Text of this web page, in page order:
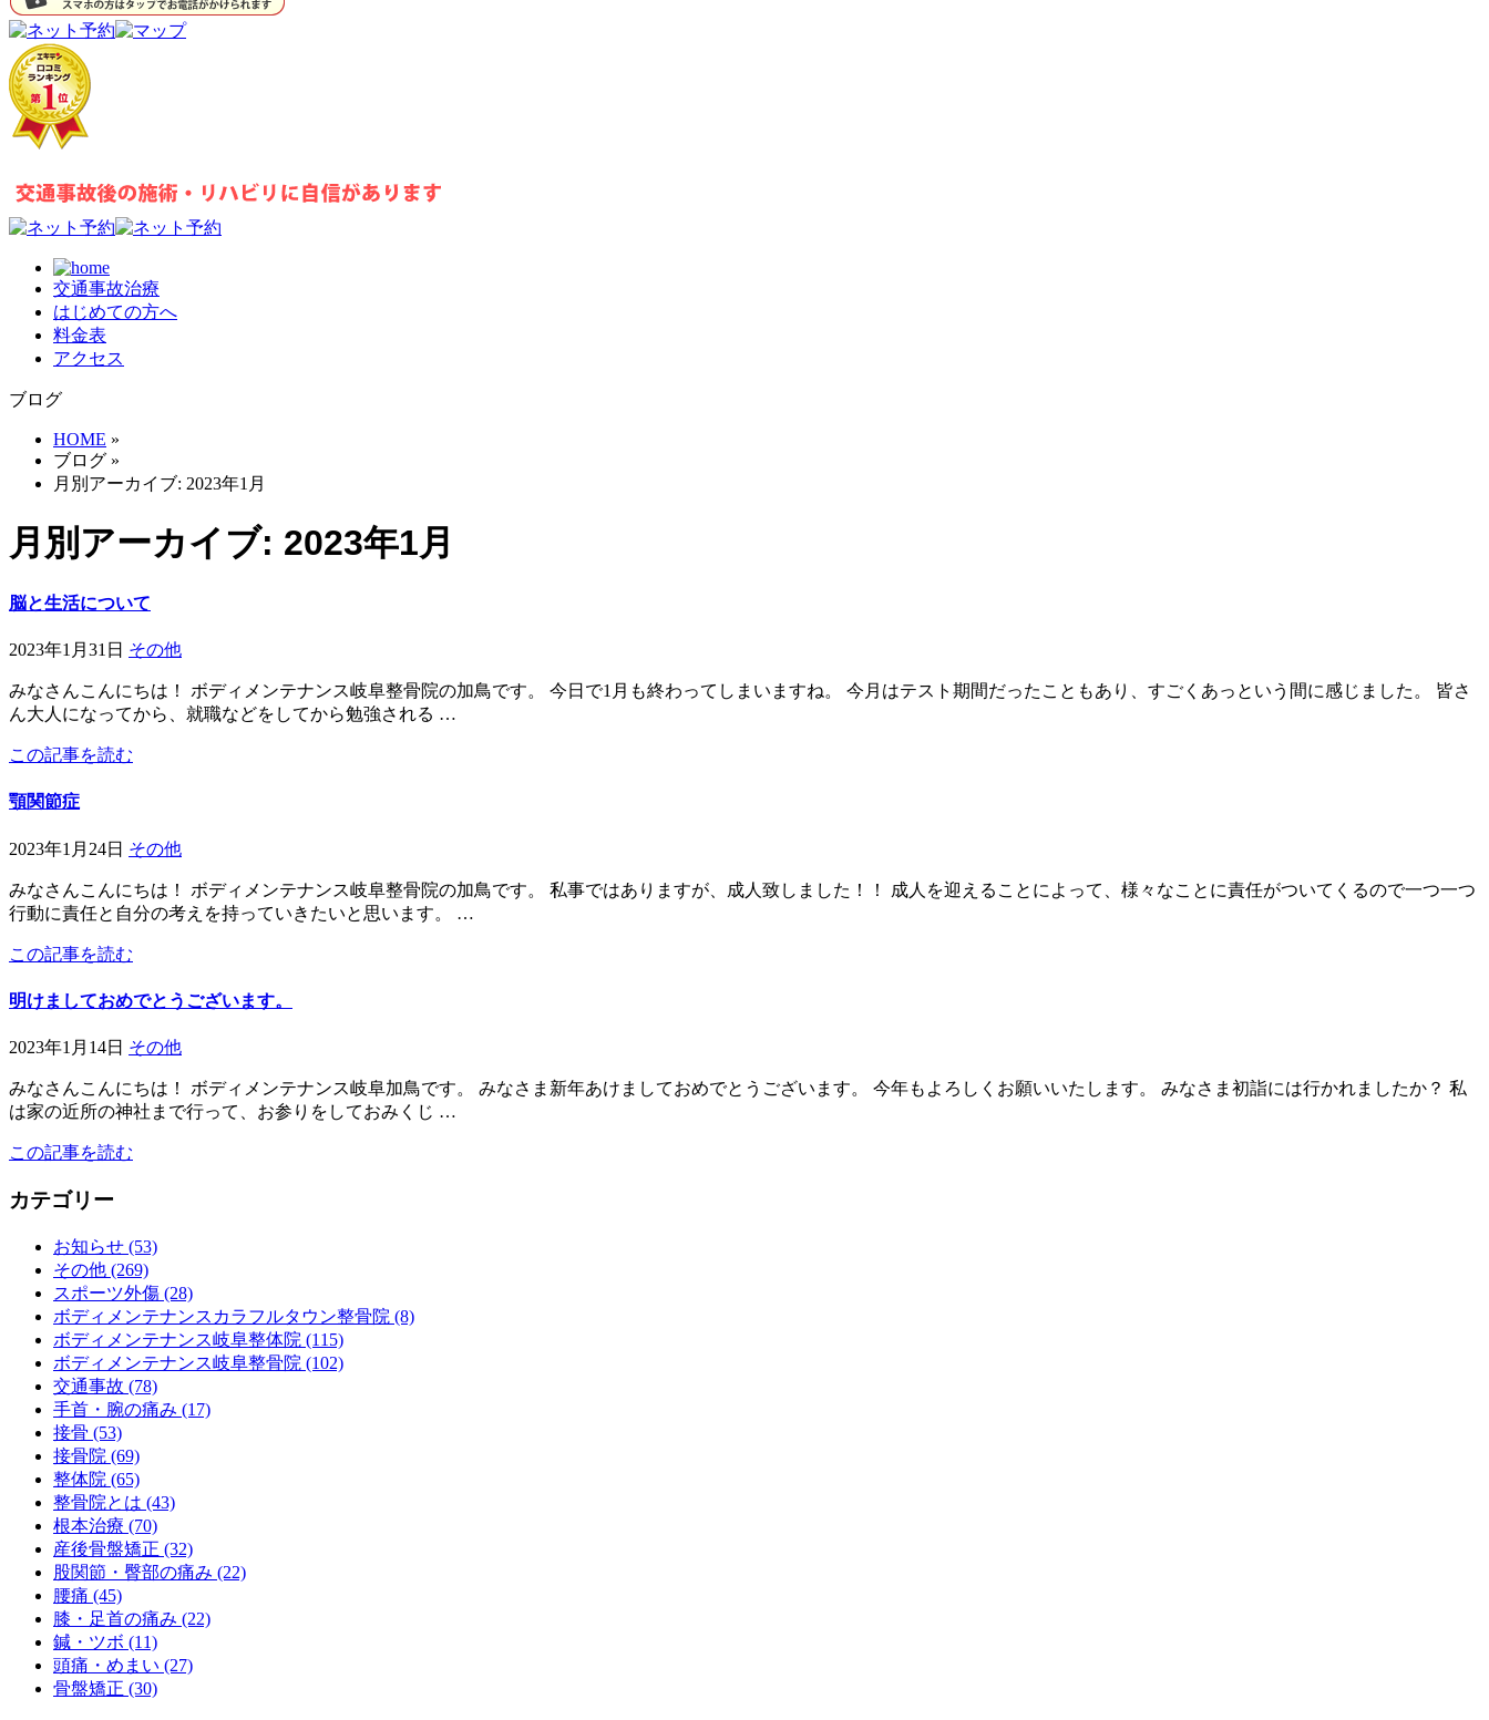
交通事故治療
はじめての方へ
料金表
アクセス
ブログ
HOME »
ブログ »
月別アーカイブ: 2023年1月
月別アーカイブ: 2023年1月
脳と生活について
2023年1月31日 その他
みなさんこんにちは！ ボディメンテナンス岐阜整骨院の加鳥です。 今日で1月も終わってしまいますね。 今月はテスト期間だったこともあり、すごくあっという間に感じました。 皆さ
ん大人になってから、就職などをしてから勉強される …
この記事を読む
顎関節症
2023年1月24日 その他
みなさんこんにちは！ ボディメンテナンス岐阜整骨院の加鳥です。 私事ではありますが、成人致しました！！ 成人を迎えることによって、様々なことに責任がついてくるので一つ一つ
行動に責任と自分の考えを持っていきたいと思います。 …
この記事を読む
明けましておめでとうございます。
2023年1月14日 その他
みなさんこんにちは！ ボディメンテナンス岐阜加鳥です。 みなさま新年あけましておめでとうございます。 今年もよろしくお願いいたします。 みなさま初詣には行かれましたか？ 私
は家の近所の神社まで行って、お参りをしておみくじ …
この記事を読む
カテゴリー
お知らせ (53)
その他 (269)
スポーツ外傷 (28)
ボディメンテナンスカラフルタウン整骨院 (8)
ボディメンテナンス岐阜整体院 (115)
ボディメンテナンス岐阜整骨院 (102)
交通事故 (78)
手首・腕の痛み (17)
接骨 (53)
接骨院 (69)
整体院 (65)
整骨院とは (43)
根本治療 (70)
産後骨盤矯正 (32)
股関節・臀部の痛み (22)
腰痛 (45)
膝・足首の痛み (22)
鍼・ツボ (11)
頭痛・めまい (27)
骨盤矯正 (30)